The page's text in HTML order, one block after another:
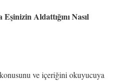
Eşinizin Aldattığını Nasıl
ve içeriğini okuyucuya